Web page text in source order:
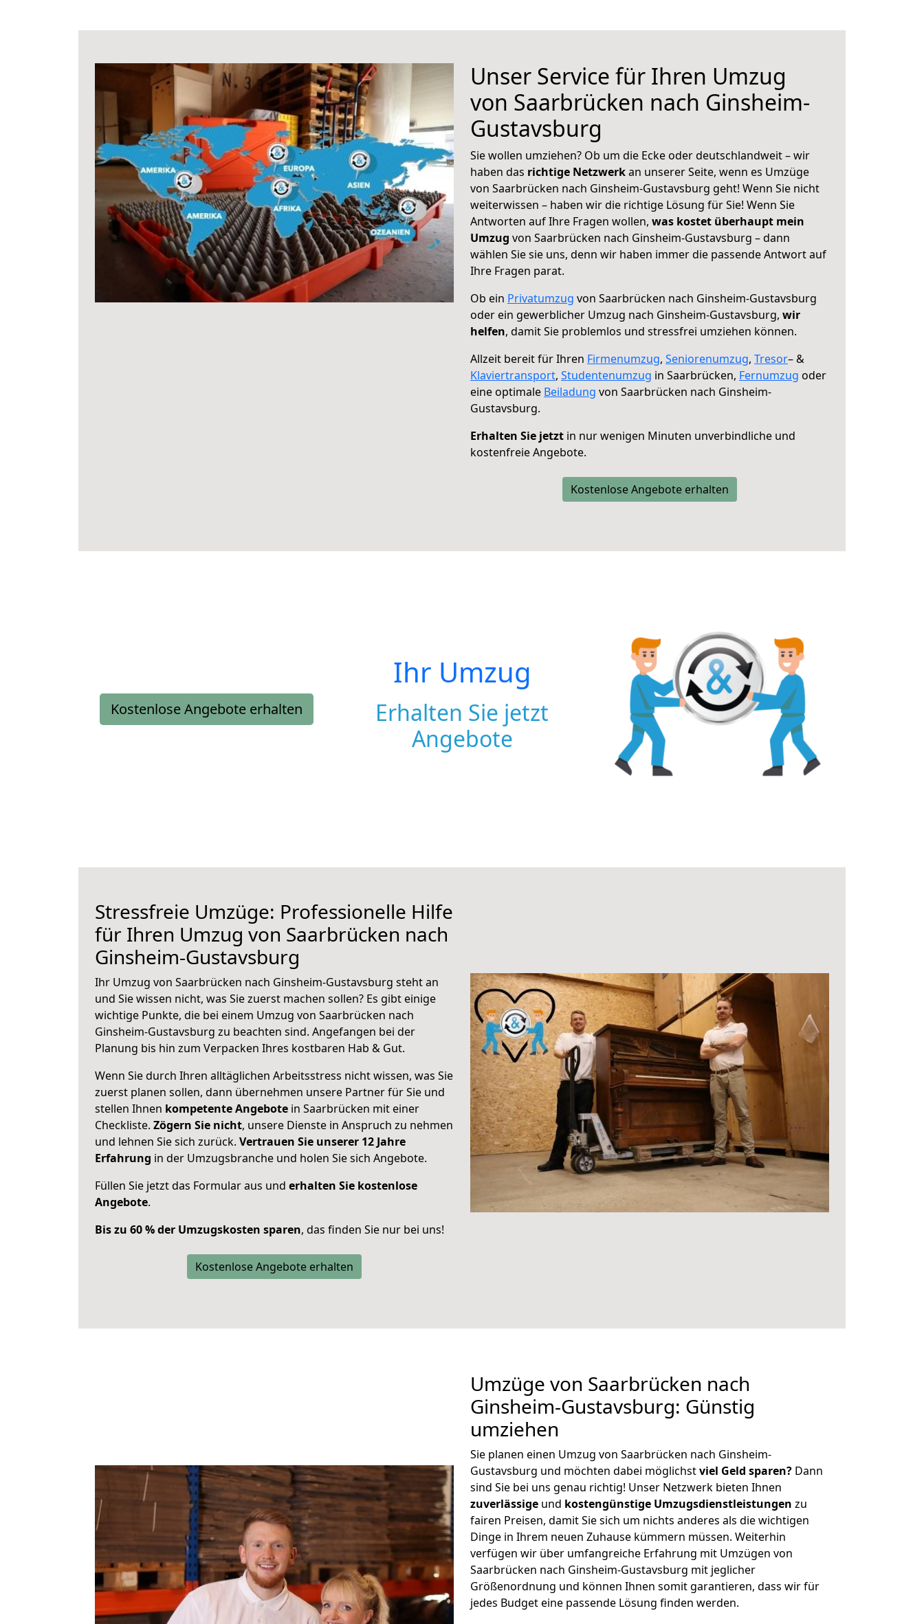
Unser Service für Ihren Umzug
von Saarbrücken nach Ginsheim-
Gustavsburg
Sie wollen umziehen? Ob um die Ecke oder deutschlandweit – wir
haben das richtige Netzwerkan unserer Seite, wenn es Umzüge
von Saarbrücken nach Ginsheim-Gustavsburg geht! Wenn Sie nicht
weiterwissen – haben wir die richtige Lösung für Sie! Wenn Sie
Antworten auf Ihre Fragen wollen, was kostet überhaupt mein
Umzug von Saarbrücken nach Ginsheim-Gustavsburg – dann
wählen Sie sie uns, denn wir haben immer die passende Antwort auf
Ihre Fragen parat.
Ob ein Privatumzug von Saarbrücken nach Ginsheim-Gustavsburg
oder ein gewerblicher Umzug nach Ginsheim-Gustavsburg, wir
helfen, damit Sie problemlos und stressfrei umziehen können.
Allzeit bereit für Ihren Firmenumzug, Seniorenumzug, Tresor– &
Klaviertransport, Studentenumzug in Saarbrücken, Fernumzug oder
eine optimale Beiladung von Saarbrücken nach Ginsheim-
Gustavsburg.
Erhalten Sie jetzt in nur wenigen Minuten unverbindliche und
kostenfreie Angebote.
Kostenlose Angebote erhalten
Kostenlose Angebote erhalten
Ihr Umzug
Erhalten Sie jetzt
Angebote
Stressfreie Umzüge: Professionelle Hilfe
für Ihren Umzug von Saarbrücken nach
Ginsheim-Gustavsburg
Ihr Umzug von Saarbrücken nach Ginsheim-Gustavsburg steht an
und Sie wissen nicht, was Sie zuerst machen sollen? Es gibt einige
wichtige Punkte, die bei einem Umzug von Saarbrücken nach
Ginsheim-Gustavsburg zu beachten sind. Angefangen bei der
Planung bis hin zum Verpacken Ihres kostbaren Hab & Gut.
Wenn Sie durch Ihren alltäglichen Arbeitsstress nicht wissen, was Sie
zuerst planen sollen, dann übernehmen unsere Partner für Sie und
stellen Ihnen kompetente Angebote in Saarbrücken mit einer
Checkliste. Zögern Sie nicht, unsere Dienste in Anspruch zu nehmen
und lehnen Sie sich zurück. Vertrauen Sie unserer 12 Jahre
Erfahrung in der Umzugsbranche und holen Sie sich Angebote.
Füllen Sie jetzt das Formular aus und erhalten Sie kostenlose
Angebote.
Bis zu 60 % der Umzugskosten sparen, das finden Sie nur bei uns!
Kostenlose Angebote erhalten
Umzüge von Saarbrücken nach
Ginsheim-Gustavsburg: Günstig
umziehen
Sie planen einen Umzug von Saarbrücken nach Ginsheim-
Gustavsburg und möchten dabei möglichstviel Geld sparen? Dann
sind Sie bei uns genau richtig! Unser Netzwerk bieten Ihnen
zuverlässige und kostengünstige Umzugsdienstleistungen zu
fairen Preisen, damit Sie sich um nichts anderes als die wichtigen
Dinge in Ihrem neuen Zuhause kümmern müssen. Weiterhin
verfügen wir über umfangreiche Erfahrung mit Umzügen von
Saarbrücken nach Ginsheim-Gustavsburg mit jeglicher
Größenordnung und können Ihnen somit garantieren, dass wir für
jedes Budget eine passende Lösung finden werden.